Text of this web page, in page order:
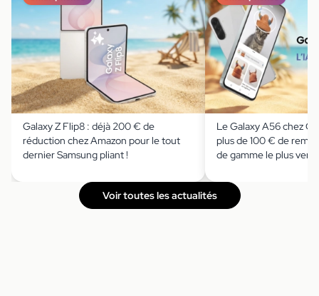
Galaxy Z Flip8 : déjà 200 € de
réduction chez Amazon pour le tout
dernier Samsung pliant !
Le Galaxy A56 chez
plus de 100 € de
de gamme le plus
Voir toutes les actualités